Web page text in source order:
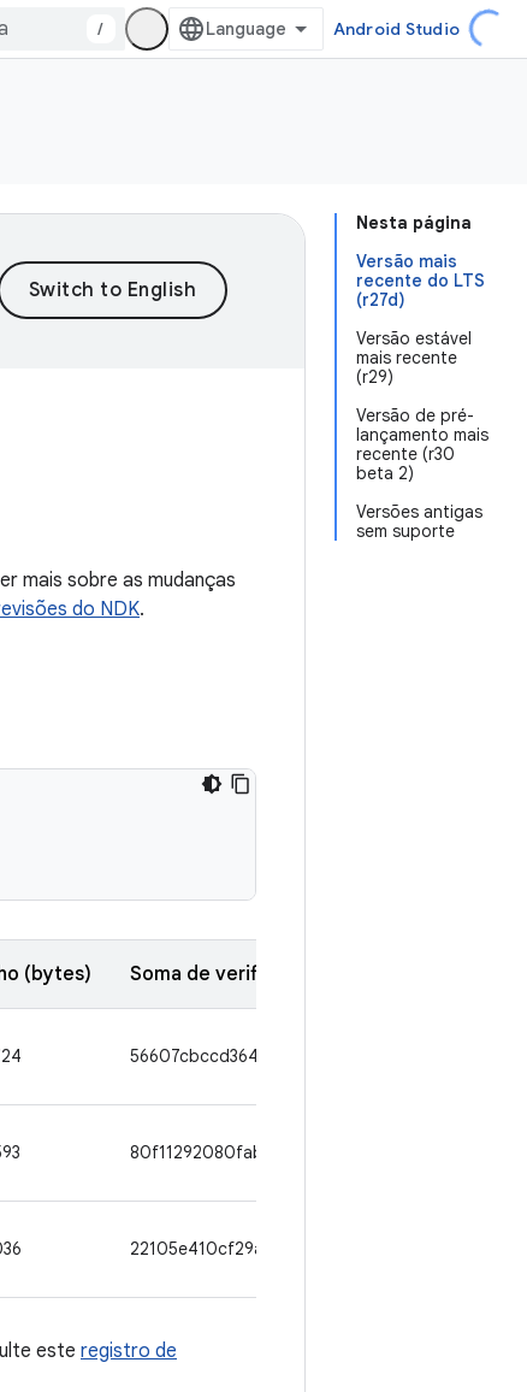
/ Android Studio
Nesta página
Versão mais
recente do LTS
(r27d)
Versão estável
mais recente
(r29)
Versão de pré-
lançamento mais
recente (r30
beta 2)
Versões antigas
sem suporte
mais sobre as mudanças
do NDK.
(bytes) Soma de verificação SHA1
56607cbccd3642d4a1991f6bb3114a00f884f426
80f11292080fab4e869799f1d23caa88dcf3c709
22105e410cf29afcf163760cc95522b9fb981121
este registro de